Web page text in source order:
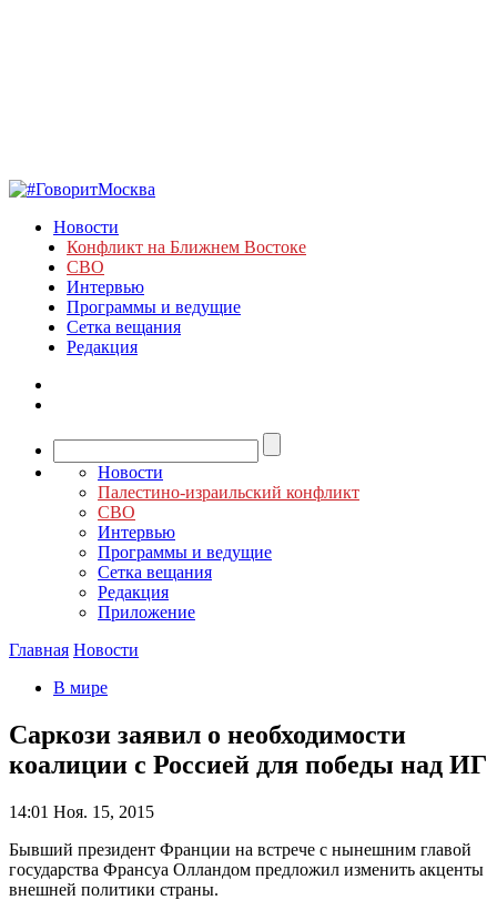
Новости
Конфликт на Ближнем Востоке
СВО
Интервью
Программы и ведущие
Сетка вещания
Редакция
Новости
Палестино-израильский конфликт
СВО
Интервью
Программы и ведущие
Сетка вещания
Редакция
Приложение
Главная Новости
В мире
Саркози заявил о необходимости
коалиции с Россией для победы над ИГ
14:01 Ноя. 15, 2015
Бывший президент Франции на встрече с нынешним главой
государства Франсуа Олландом предложил изменить акценты
внешней политики страны.